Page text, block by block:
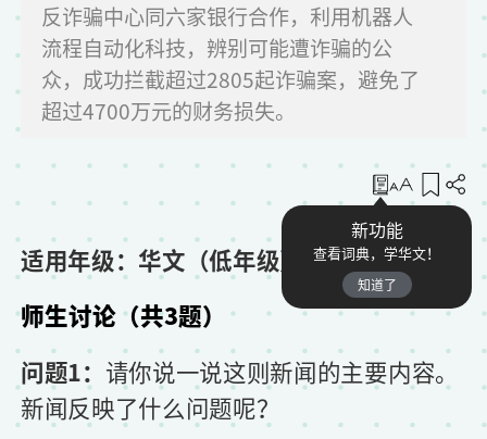
反诈骗中心同六家银行合作，利用机器人
流程自动化科技，辨别可能遭诈骗的公
众，成功拦截超过2805起诈骗案，避免了
超过4700万元的财务损失。
新功能
查看词典，学华文！
知道了
收藏
适用年级：华文（低年级）
师生讨论（共3题）
问题1： 请你说一说这则新闻的主要内容。
新闻反映了什么问题呢？